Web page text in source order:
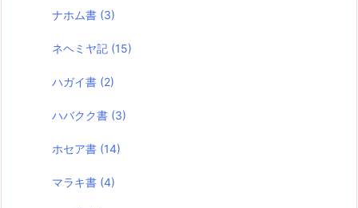
ナホム書 (3)
ネヘミヤ記 (15)
ハガイ書 (2)
ハバクク書 (3)
ホセア書 (14)
マラキ書 (4)